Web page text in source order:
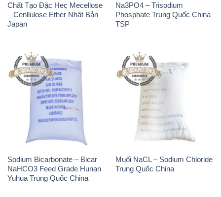
Chất Tạo Đặc Hec Mecellose
– Cenllulose Ether Nhật Bản
Japan
Na3PO4 – Trisodium
Phosphate Trung Quốc China
TSP
Sodium Bicarbonate – Bicar
NaHCO3 Feed Grade Hunan
Yuhua Trung Quốc China
Muối NaCL – Sodium Chloride
Trung Quốc China